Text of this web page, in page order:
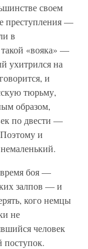
своем
преступления —
в
«вояка» —
ухитрился на
и
тюрьму,
образом,
по двести —
Поэтому и
боя —
залпов — и
кого немцы
не
человек
поступок.